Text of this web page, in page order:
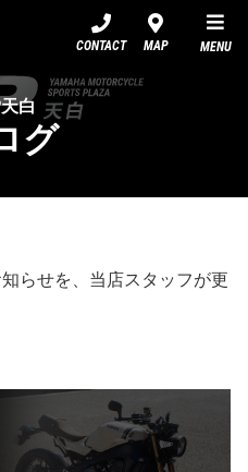
CONTACT MAP MENU
天白
グ
らせを、当店スタッフが更